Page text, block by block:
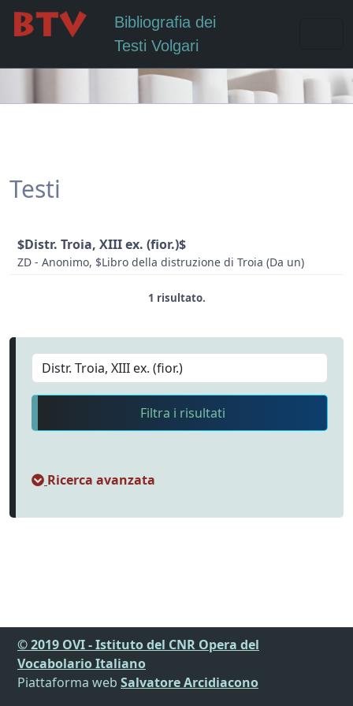
Bibliografia dei
Testi Volgari
Testi
$Distr. Troia, XIII ex. (fior.)$
ZD - Anonimo, $Libro della distruzione di Troia (Da un)
1 risultato.
Filtra i risultati
Ricerca avanzata
© 2019 OVI - Istituto del CNR Opera del
Vocabolario Italiano
Piattaforma web Salvatore Arcidiacono